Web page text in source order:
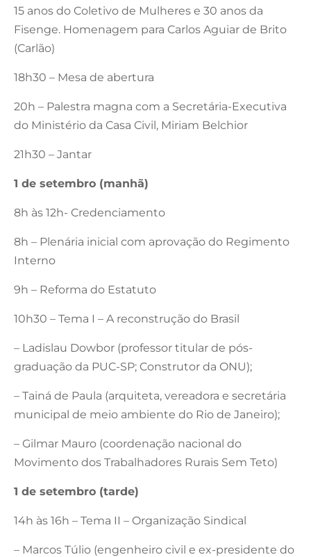
15 anos do Coletivo de Mulheres e 30 anos da
Fisenge. Homenagem para Carlos Aguiar de Brito
(Carlão)
18h30 – Mesa de abertura
20h – Palestra magna com a Secretária-Executiva
do Ministério da Casa Civil, Miriam Belchior
21h30 – Jantar
1 de setembro (manhã)
8h às 12h- Credenciamento
8h – Plenária inicial com aprovação do Regimento
Interno
9h – Reforma do Estatuto
10h30 – Tema I – A reconstrução do Brasil
– Ladislau Dowbor (professor titular de pós-
graduação da PUC-SP; Construtor da ONU);
– Tainá de Paula (arquiteta, vereadora e secretária
municipal de meio ambiente do Rio de Janeiro);
– Gilmar Mauro (coordenação nacional do
Movimento dos Trabalhadores Rurais Sem Teto)
1 de setembro (tarde)
14h às 16h – Tema II – Organização Sindical
– Marcos Túlio (engenheiro civil e ex-presidente do